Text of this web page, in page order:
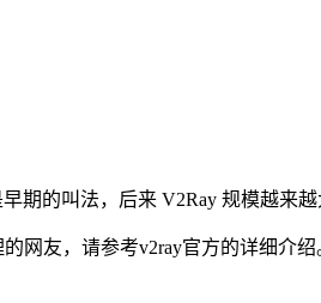
期的叫法，后来 V2Ray 规模越来越
网友，请参考v2ray官方的详细介绍